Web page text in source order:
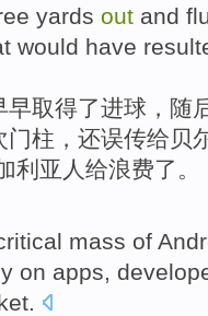
yards out and
would have
早取得了进球， 随
门柱 ，还误传给贝
利亚 人 给浪费了 。
mass of
on apps,
.